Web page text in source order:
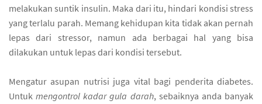
melakukan suntik insulin. Maka dari itu, hindari kondisi stress
yang terlalu parah. Memang kehidupan kita tidak akan pernah
lepas dari stressor, namun ada berbagai hal yang bisa
dilakukan untuk lepas dari kondisi tersebut.
Mengatur asupan nutrisi juga vital bagi penderita diabetes.
Untukmengontrol kadar gula darah, sebaiknya anda banyak